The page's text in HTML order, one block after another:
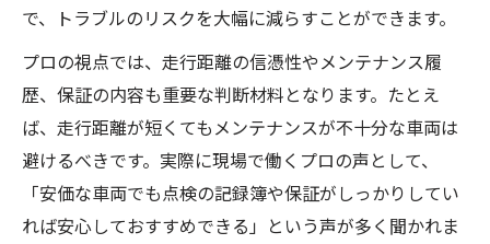
で、トラブルのリスクを大幅に減らすことができます。
プロの視点では、走行距離の信憑性やメンテナンス履
歴、保証の内容も重要な判断材料となります。たとえ
ば、走行距離が短くてもメンテナンスが不十分な車両は
避けるべきです。実際に現場で働くプロの声として、
「安価な車両でも点検の記録簿や保証がしっかりしてい
れば安心しておすすめできる」という声が多く聞かれま